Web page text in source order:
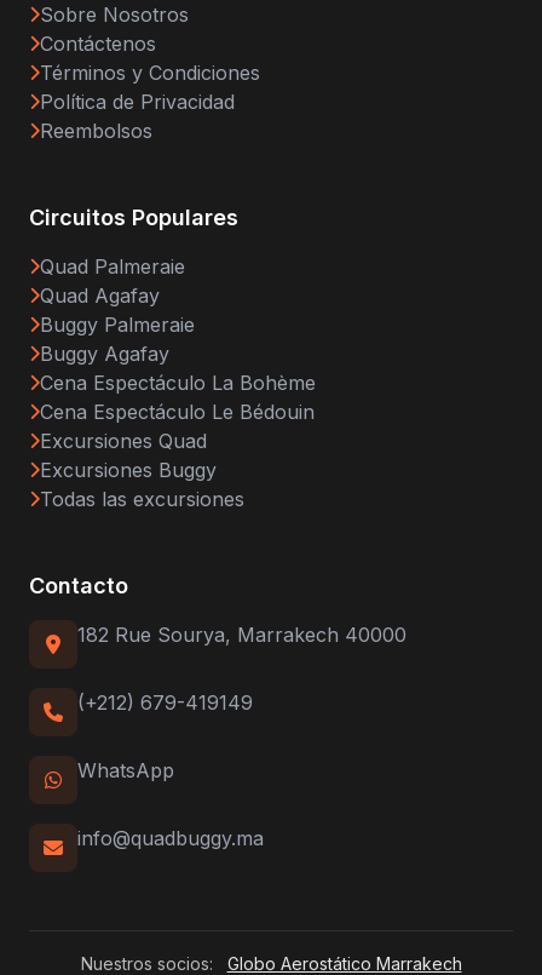
Sobre Nosotros
Contáctenos
Términos y Condiciones
Política de Privacidad
Reembolsos
Circuitos Populares
Quad Palmeraie
Quad Agafay
Buggy Palmeraie
Buggy Agafay
Cena Espectáculo La Bohème
Cena Espectáculo Le Bédouin
Excursiones Quad
Excursiones Buggy
Todas las excursiones
Contacto
182 Rue Sourya, Marrakech 40000
(+212) 679-419149
WhatsApp
info@quadbuggy.ma
Nuestros socios: Globo Aerostático Marrakech